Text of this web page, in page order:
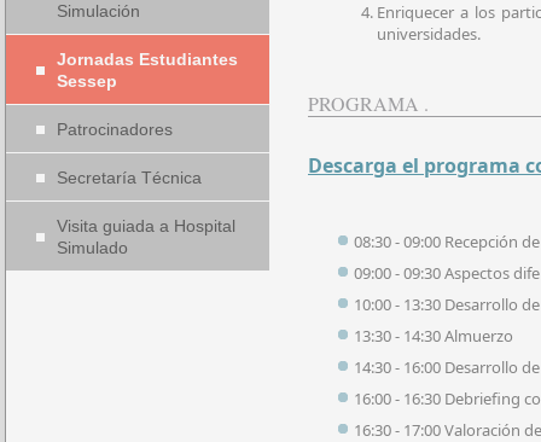
Simulación
Jornadas Estudiantes
Sessep
Patrocinadores
Secretaría Técnica
Visita guiada a Hospital
Simulado
Enriquecer a los
universidades.
PROGRAMA .
Descarga el programa
08:30 - 09:00 Recepción
09:00 - 09:30 Aspectos
10:00 - 13:30 Desarrollo
13:30 - 14:30 Almuerzo
14:30 - 16:00 Desarrollo
16:00 - 16:30 Debriefing
16:30 - 17:00 Valoración